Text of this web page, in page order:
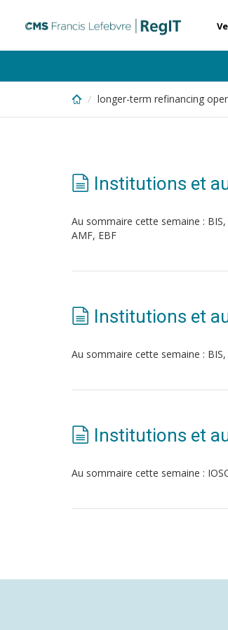
content
longer-term refinancing
Institutions et
Au sommaire cette semaine :
AMF, EBF
Institutions et
Au sommaire cette semaine :
Institutions et
Au sommaire cette semaine :